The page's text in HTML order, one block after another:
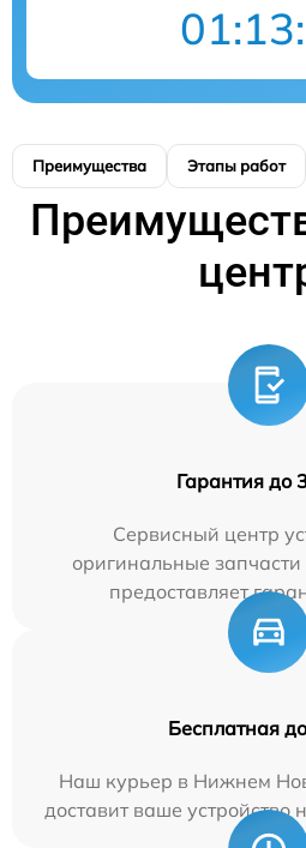
Преимущества Этапы работ
Гарантия до
Сервисный центр
оригинальные
предоставляет
Бесплатная
Наш курьер в Нижнем
доставит ваше устройство